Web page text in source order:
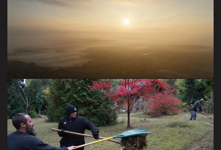
VISITER LA GALERIE
travail d’équipe